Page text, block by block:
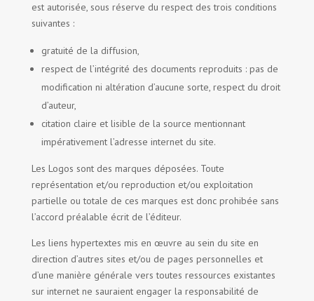
est autorisée, sous réserve du respect des trois conditions
suivantes :
gratuité de la diffusion,
respect de l’intégrité des documents reproduits : pas de
modification ni altération d’aucune sorte, respect du droit
d’auteur,
citation claire et lisible de la source mentionnant
impérativement l’adresse internet du site.
Les Logos sont des marques déposées. Toute
représentation et/ou reproduction et/ou exploitation
partielle ou totale de ces marques est donc prohibée sans
l’accord préalable écrit de l’éditeur.
Les liens hypertextes mis en œuvre au sein du site en
direction d’autres sites et/ou de pages personnelles et
d’une manière générale vers toutes ressources existantes
sur internet ne sauraient engager la responsabilité de